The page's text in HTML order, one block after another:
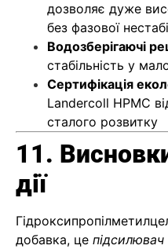
дозволяє дуже
без фазової
Водозберігаючі
стабільність у
Сертифікація
Landercoll HPMC
сталого розвитку
11.
дії
добавка, це підсилювач